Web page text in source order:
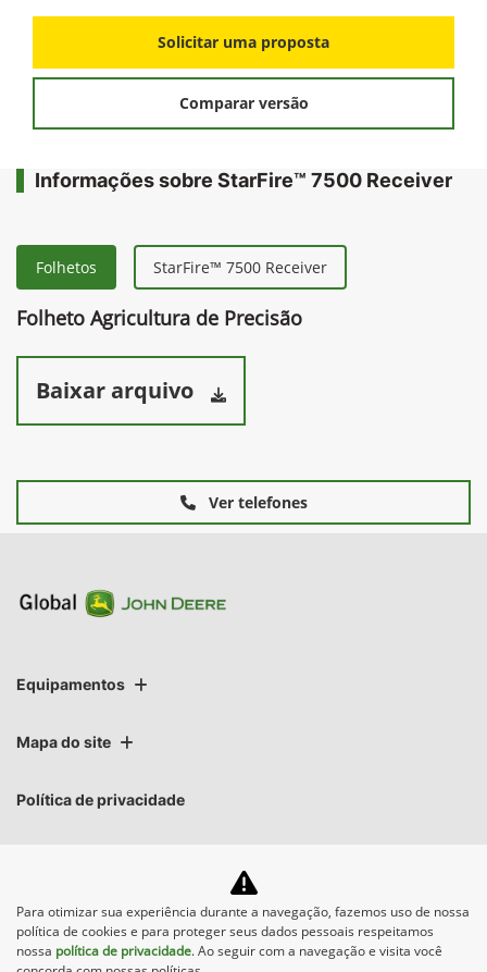
Solicitar uma proposta
Comparar versão
Informações sobre StarFire™ 7500 Receiver
Folhetos StarFire™ 7500 Receiver
Folheto Agricultura de Precisão
Baixar arquivo
Ver telefones
Equipamentos
Mapa do site
Política de privacidade
Para otimizar sua experiência durante a navegação, fazemos uso de nossa
política de cookies e para proteger seus dados pessoais respeitamos
nossa política de privacidade. Ao seguir com a navegação e visita você